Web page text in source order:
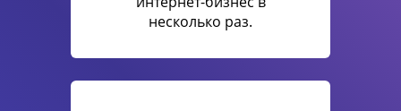
несколько раз.